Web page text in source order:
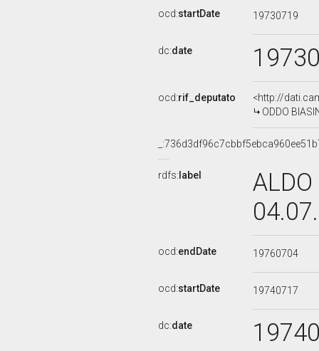
ocd:startDate 19730719
dc:date
ocd:rif_deputato
<http://
ODDO
rdfs: label
ocd:endDate 19760704
ocd:startDate 19740717
dc:date